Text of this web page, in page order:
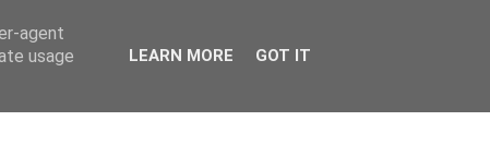
agent
usage
LEARN MORE GOT IT